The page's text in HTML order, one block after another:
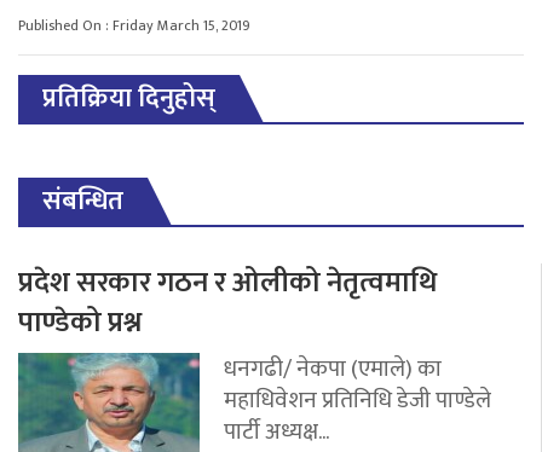
Published On : Friday March 15, 2019
प्रतिक्रिया दिनुहोस्
संबन्धित
प्रदेश सरकार गठन र ओलीको नेतृत्वमाथि
पाण्डेको प्रश्न
धनगढी/ नेकपा (एमाले) का
महाधिवेशन प्रतिनिधि डेजी पाण्डेले
पार्टी अध्यक्ष...